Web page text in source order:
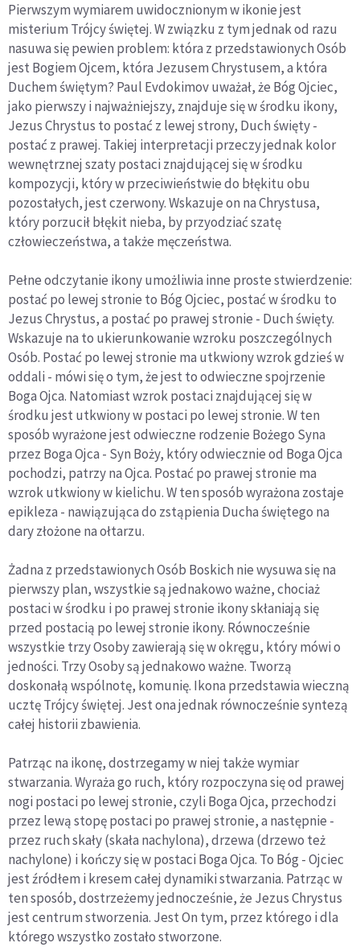
Pierwszym wymiarem uwidocznionym w ikonie jest
misterium Trójcy świętej. W związku z tym jednak od razu
nasuwa się pewien problem: która z przedstawionych Osób
jest Bogiem Ojcem, która Jezusem Chrystusem, a która
Duchem świętym? Paul Evdokimov uważał, że Bóg Ojciec,
jako pierwszy i najważniejszy, znajduje się w środku ikony,
Jezus Chrystus to postać z lewej strony, Duch święty -
postać z prawej. Takiej interpretacji przeczy jednak kolor
wewnętrznej szaty postaci znajdującej się w środku
kompozycji, który w przeciwieństwie do błękitu obu
pozostałych, jest czerwony. Wskazuje on na Chrystusa,
który porzucił błękit nieba, by przyodziać szatę
człowieczeństwa, a także męczeństwa.
Pełne odczytanie ikony umożliwia inne proste stwierdzenie:
postać po lewej stronie to Bóg Ojciec, postać w środku to
Jezus Chrystus, a postać po prawej stronie - Duch święty.
Wskazuje na to ukierunkowanie wzroku poszczególnych
Osób. Postać po lewej stronie ma utkwiony wzrok gdzieś w
oddali - mówi się o tym, że jest to odwieczne spojrzenie
Boga Ojca. Natomiast wzrok postaci znajdującej się w
środku jest utkwiony w postaci po lewej stronie. W ten
sposób wyrażone jest odwieczne rodzenie Bożego Syna
przez Boga Ojca - Syn Boży, który odwiecznie od Boga Ojca
pochodzi, patrzy na Ojca. Postać po prawej stronie ma
wzrok utkwiony w kielichu. W ten sposób wyrażona zostaje
epikleza - nawiązująca do zstąpienia Ducha świętego na
dary złożone na ołtarzu.
Żadna z przedstawionych Osób Boskich nie wysuwa się na
pierwszy plan, wszystkie są jednakowo ważne, chociaż
postaci w środku i po prawej stronie ikony skłaniają się
przed postacią po lewej stronie ikony. Równocześnie
wszystkie trzy Osoby zawierają się w okręgu, który mówi o
jedności. Trzy Osoby są jednakowo ważne. Tworzą
doskonałą wspólnotę, komunię. Ikona przedstawia wieczną
ucztę Trójcy świętej. Jest ona jednak równocześnie syntezą
całej historii zbawienia.
Patrząc na ikonę, dostrzegamy w niej także wymiar
stwarzania. Wyraża go ruch, który rozpoczyna się od prawej
nogi postaci po lewej stronie, czyli Boga Ojca, przechodzi
przez lewą stopę postaci po prawej stronie, a następnie -
przez ruch skały (skała nachylona), drzewa (drzewo też
nachylone) i kończy się w postaci Boga Ojca. To Bóg - Ojciec
jest źródłem i kresem całej dynamiki stwarzania. Patrząc w
ten sposób, dostrzeżemy jednocześnie, że Jezus Chrystus
jest centrum stworzenia. Jest On tym, przez którego i dla
którego wszystko zostało stworzone.